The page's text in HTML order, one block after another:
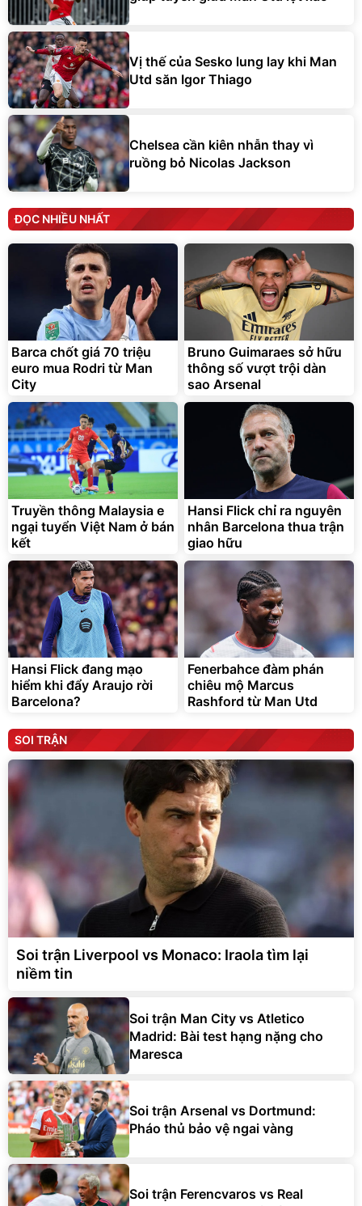
Vị thế của Sesko lung lay khi Man
Utd săn Igor Thiago
Chelsea cần kiên nhẫn thay vì
ruồng bỏ Nicolas Jackson
ĐỌC NHIỀU NHẤT
Barca chốt giá 70 triệu
euro mua Rodri từ Man
City
Bruno Guimaraes sở hữu
thông số vượt trội dàn
sao Arsenal
Truyền thông Malaysia e
ngại tuyển Việt Nam ở bán
kết
Hansi Flick chỉ ra nguyên
nhân Barcelona thua trận
giao hữu
Hansi Flick đang mạo
hiểm khi đẩy Araujo rời
Barcelona?
Fenerbahce đàm phán
chiêu mộ Marcus
Rashford từ Man Utd
SOI TRẬN
Soi trận Liverpool vs Monaco: Iraola tìm lại
niềm tin
Soi trận Man City vs Atletico
Madrid: Bài test hạng nặng cho
Maresca
Soi trận Arsenal vs Dortmund:
Pháo thủ bảo vệ ngai vàng
Soi trận Ferencvaros vs Real